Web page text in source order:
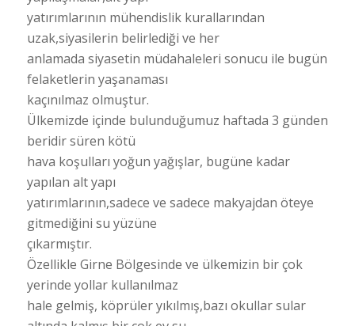
yatırımlarının mühendislik kurallarından
uzak,siyasilerin belirlediği ve her
anlamada siyasetin müdahaleleri sonucu ile bugün
felaketlerin yaşanaması
kaçınılmaz olmuştur.
Ülkemizde içinde bulunduğumuz haftada 3 günden
beridir süren kötü
hava koşulları yoğun yağışlar, bugüne kadar
yapılan alt yapı
yatırımlarının,sadece ve sadece makyajdan öteye
gitmediğini su yüzüne
çıkarmıştır.
Özellikle Girne Bölgesinde ve ülkemizin bir çok
yerinde yollar kullanılmaz
hale gelmiş, köprüler yıkılmış,bazı okullar sular